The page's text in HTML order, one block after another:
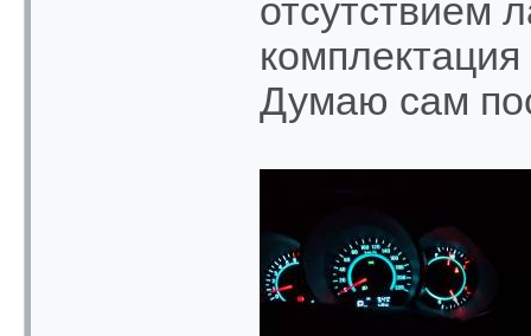
отсутствием
Думаю сам